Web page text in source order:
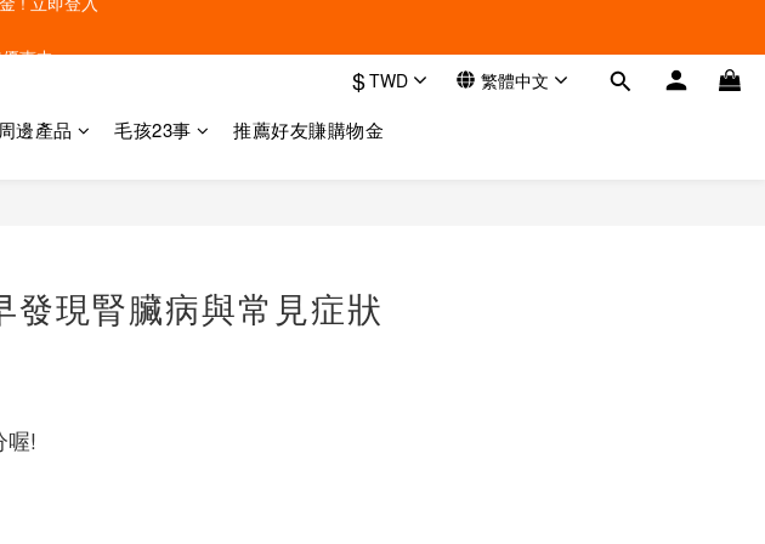
$TWD 繁體中文
周邊產品 毛孩23事 推薦好友賺購物金
現腎臟病與常見症狀
喔!